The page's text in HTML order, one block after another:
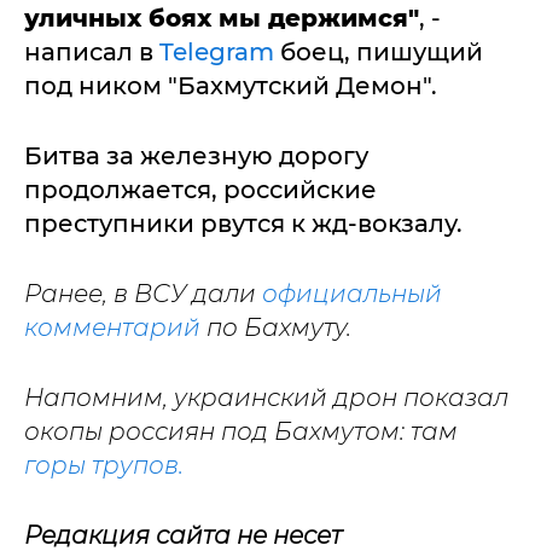
уличных боях мы держимся", -
написал в Telegram боец, пишущий
под ником "Бахмутский Демон".
Битва за железную дорогу
продолжается, российские
преступники рвутся к жд-вокзалу.
Ранее, в ВСУ дали официальный
комментарий по Бахмуту.
Напомним, украинский дрон показал
окопы россиян под Бахмутом: там
горы трупов.
Редакция сайта не несет